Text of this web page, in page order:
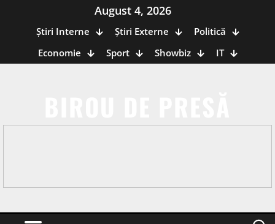
August 4, 2026
Știri Interne Știri Externe
Politică
Economie
Sport Showbiz IT